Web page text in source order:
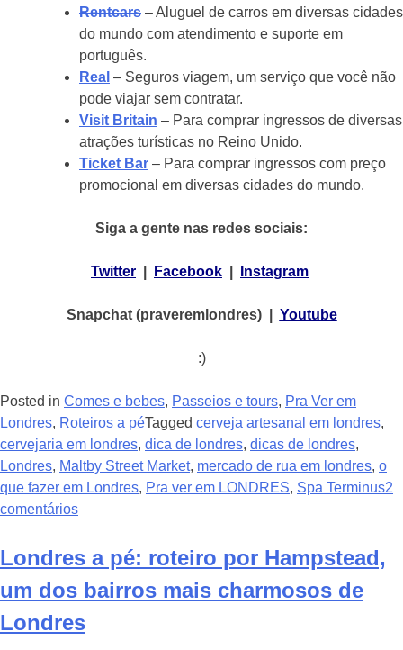
Rentcars – Aluguel de carros em diversas cidades
do mundo com atendimento e suporte em
português.
Real – Seguros viagem, um serviço que você não
pode viajar sem contratar.
Visit Britain – Para comprar ingressos de diversas
atrações turísticas no Reino Unido.
Ticket Bar – Para comprar ingressos com preço
promocional em diversas cidades do mundo.
Siga a gente nas redes sociais:
Twitter Facebook Instagram
Snapchat (praveremlondres) | Youtube
:)
Posted in Comes e bebes, Passeios e tours, Pra Ver em
Londres, Roteiros a péTagged cerveja artesanal em londres,
cervejaria em londres, dica de londres, dicas de londres,
Londres, Maltby Street Market, mercado de rua em londres, o
que fazer em Londres, Pra ver em LONDRES, Spa Terminus2
comentários
Londres a pé: roteiro por Hampstead,
um dos bairros mais charmosos de
Londres